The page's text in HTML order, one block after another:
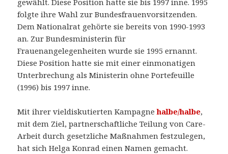
folgte ihre Wahl zur Bundesfrauenvorsitzenden.
Dem Nationalrat gehörte sie bereits von 1990-1993
an. Zur Bundesministerin für
Frauenangelegenheiten wurde sie 1995 ernannt.
Diese Position hatte sie mit einer einmonatigen
Unterbrechung als Ministerin ohne Portefeuille
(1996) bis 1997 inne.
Mit ihrer vieldiskutierten Kampagnehalbe/halbe,
mit dem Ziel, partnerschaftliche Teilung von Care-
Arbeit durch gesetzliche Maßnahmen festzulegen,
hat sich Helga Konrad einen Namen gemacht.